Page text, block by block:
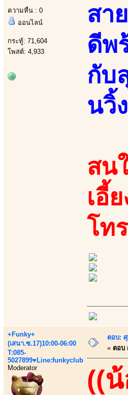
ความหื่น : 0
ออนไลน์
กระทู้: 71,604
โพสต์: 4,933
สา
ดีพ
กับ
นวิ้
สน
เอี้
โท
+Funky+
(เสนา.ซ.17)10:00-06:00
T:085-
5027899♥Line:funkyclub
Moderator
ตอบ:
« ตอบ
((